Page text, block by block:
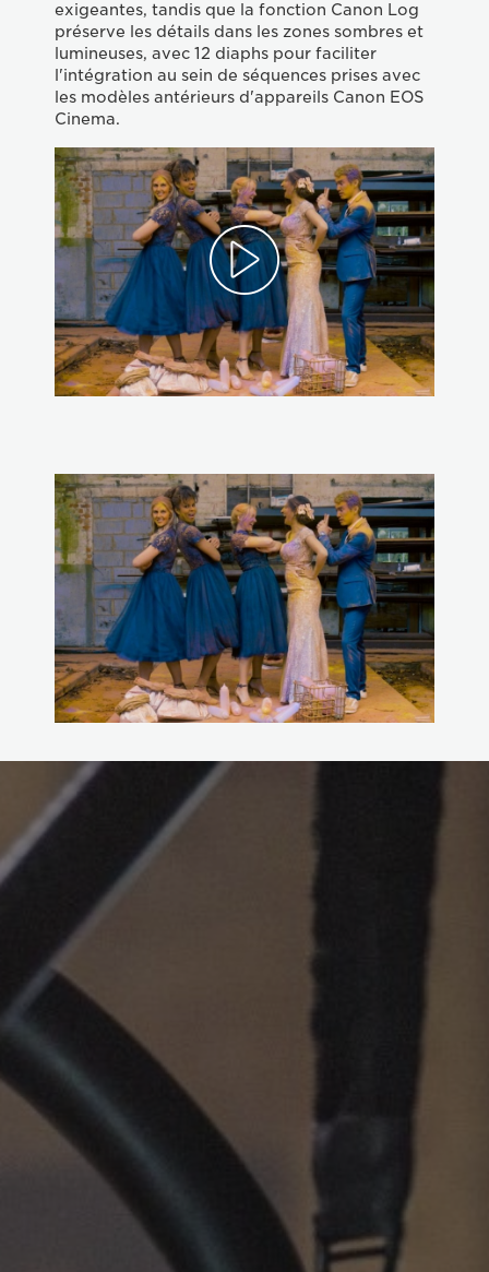
exigeantes, tandis que la fonction Canon Log
préserve les détails dans les zones sombres et
lumineuses, avec 12 diaphs pour faciliter
l'intégration au sein de séquences prises avec
les modèles antérieurs d'appareils Canon EOS
Cinema.